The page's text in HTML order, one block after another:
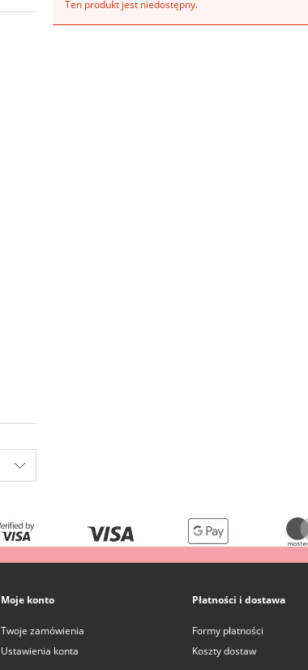
Ten produkt jest niedostępny.
Moje konto
Twoje zamówienia
Ustawienia konta
Płatności i dostawa
Formy płatności
Koszty dostaw